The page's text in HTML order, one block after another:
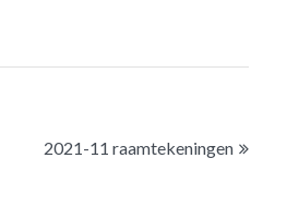
2021-11 raamtekeningen